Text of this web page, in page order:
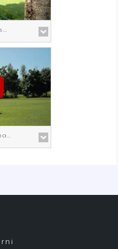
Your 18 hole golf course in Prato the gateway to Florence
An Arnold Palmer signature course in Prato the gateway to Florence